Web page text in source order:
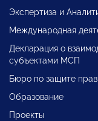
Экспертиза и
Международная
Декларация о
субъектами МСП
Бюро по защите
Образование
Проекты